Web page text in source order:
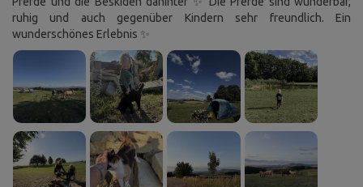
ruhig und auch gegenüber Kindern sehr freundlich. Ein
wunderschönes Erlebnis ✨